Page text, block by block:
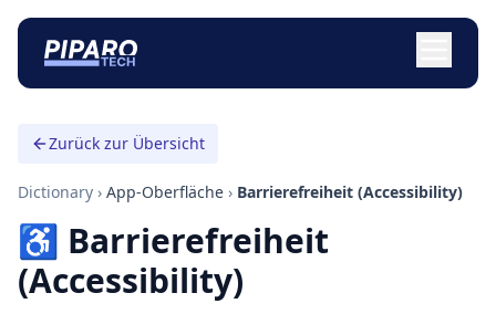
Zurück zur Übersicht
Dictionary › App-Oberfläche › Barrierefreiheit (Accessibility)
♿ Barrierefreiheit
(Accessibility)